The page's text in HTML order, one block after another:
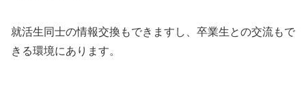
就活生同士の情報交換もできますし、卒業生との交流もで
きる環境にあります。